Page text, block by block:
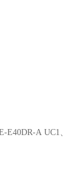
E40DR-A UC1、